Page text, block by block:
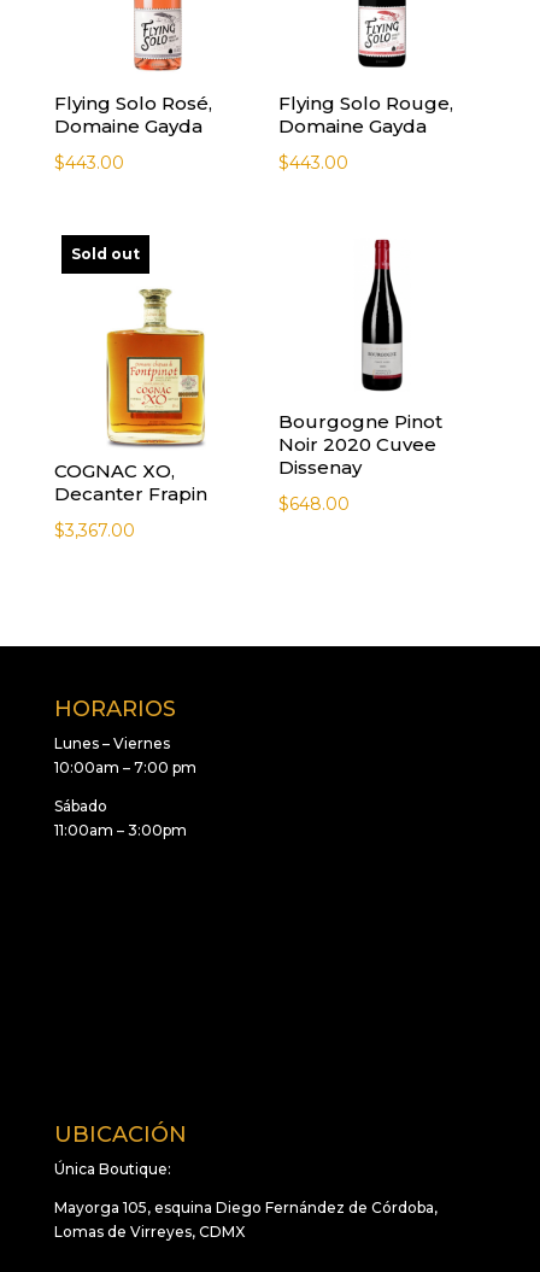
Flying Solo Rosé,
Domaine Gayda
$443.00
Flying Solo Rouge,
Domaine Gayda
$443.00
Sold out
COGNAC XO,
Decanter Frapin
$3,367.00
Bourgogne Pinot
Noir 2020 Cuvee
Dissenay
$648.00
HORARIOS
Lunes – Viernes
10:00am – 7:00 pm
Sábado
11:00am – 3:00pm
UBICACIÓN
Única Boutique:
Mayorga 105, esquina Diego Fernández de Córdoba,
Lomas de Virreyes, CDMX